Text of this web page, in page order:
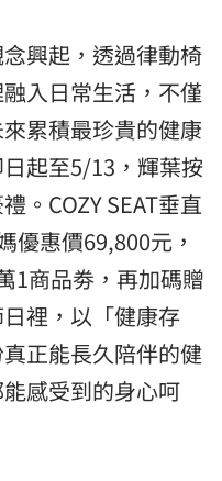
興起，透過律動椅
入日常生活，不僅
累積最珍貴的健康
起至5/13，輝葉按
。COZY SEAT垂直
優惠價69,800元，
1商品劵，再加碼贈
裡，以「健康存
正能長久陪伴的健
感受到的身心呵